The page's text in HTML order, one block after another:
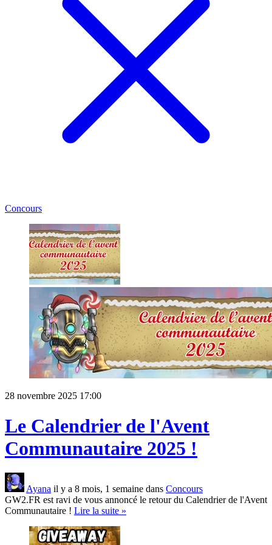
Concours
28 novembre 2025 17:00
Le Calendrier de l'Avent
Communautaire 2025 !
Ayana il y a 8 mois, 1 semaine dans Concours
GW2.FR est ravi de vous annoncé le retour du Calendrier de l'Avent
Communautaire ! Lire la suite »